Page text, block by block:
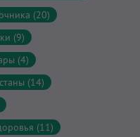
(20)
(9)
(4)
(14)
(11)